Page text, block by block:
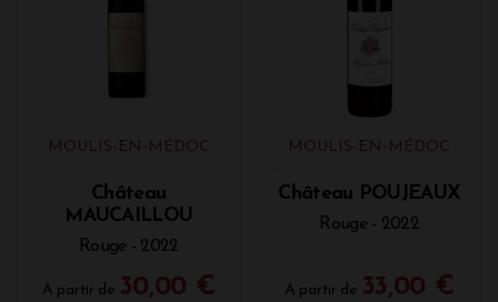
MOULIS-EN-MÉDOC
Château
MAUCAILLOU
Rouge - 2022
A partir de 30,00 €
MOULIS-EN-MÉDOC
Château POUJEAUX
Rouge - 2022
A partir de 33,00 €